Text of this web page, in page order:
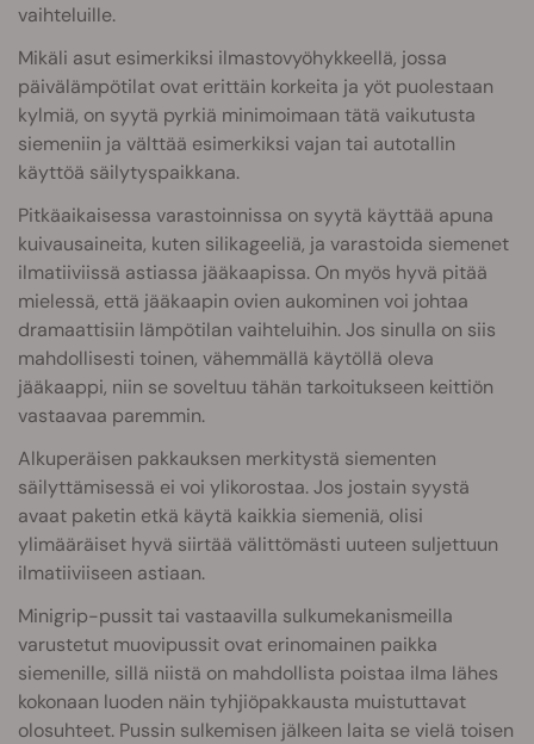
vaihteluille.
Mikäli asut esimerkiksi ilmastovyöhykkeellä, jossa
päivälämpötilat ovat erittäin korkeita ja yöt puolestaan
kylmiä, on syytä pyrkiä minimoimaan tätä vaikutusta
siemeniin ja välttää esimerkiksi vajan tai autotallin
käyttöä säilytyspaikkana.
Pitkäaikaisessa varastoinnissa on syytä käyttää apuna
kuivausaineita, kuten silikageeliä, ja varastoida siemenet
ilmatiiviissä astiassa jääkaapissa. On myös hyvä pitää
mielessä, että jääkaapin ovien aukominen voi johtaa
dramaattisiin lämpötilan vaihteluihin. Jos sinulla on siis
mahdollisesti toinen, vähemmällä käytöllä oleva
jääkaappi, niin se soveltuu tähän tarkoitukseen keittiön
vastaavaa paremmin.
Alkuperäisen pakkauksen merkitystä siementen
säilyttämisessä ei voi ylikorostaa. Jos jostain syystä
avaat paketin etkä käytä kaikkia siemeniä, olisi
ylimääräiset hyvä siirtää välittömästi uuteen suljettuun
ilmatiiviiseen astiaan.
Minigrip-pussit tai vastaavilla sulkumekanismeilla
varustetut muovipussit ovat erinomainen paikka
siemenille, sillä niistä on mahdollista poistaa ilma lähes
kokonaan luoden näin tyhjiöpakkausta muistuttavat
olosuhteet. Pussin sulkemisen jälkeen laita se vielä toisen